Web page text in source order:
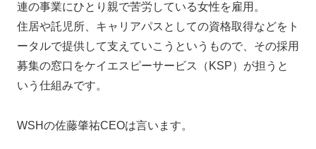
連の事業にひとり親で苦労している女性を雇用。
住居や託児所、キャリアパスとしての資格取得などをト
ータルで提供して支えていこうというもので、その採用
募集の窓口をケイエスピーサービス（KSP）が担うと
いう仕組みです。
WSHの佐藤肇祐CEOは言います。